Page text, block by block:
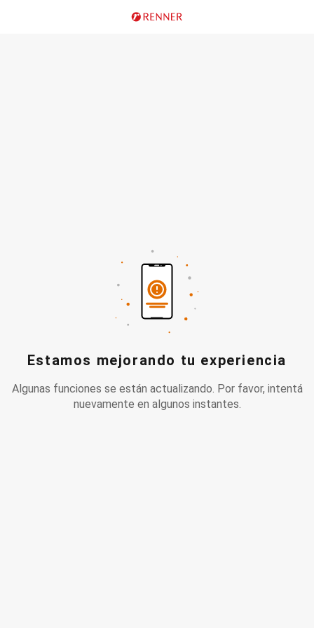
Estamos mejorando tu experiencia
Algunas funciones se están actualizando. Por favor, intentá
nuevamente en algunos instantes.